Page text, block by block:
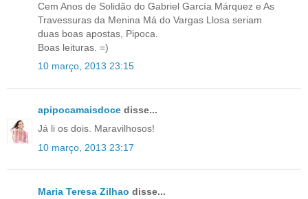
Cem Anos de Solidão do Gabriel García Márquez e As
Travessuras da Menina Má do Vargas Llosa seriam
duas boas apostas, Pipoca.
Boas leituras. =)
10 março, 2013 23:15
apipocamaisdoce disse...
Já li os dois. Maravilhosos!
10 março, 2013 23:17
Maria Teresa Zilhao disse...